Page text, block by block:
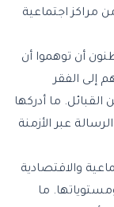
مراكز اجتماعية
أن توهموا أن
إلى الفقر
ما أدركها
عبر الأزمنة
والاقتصادية
ما